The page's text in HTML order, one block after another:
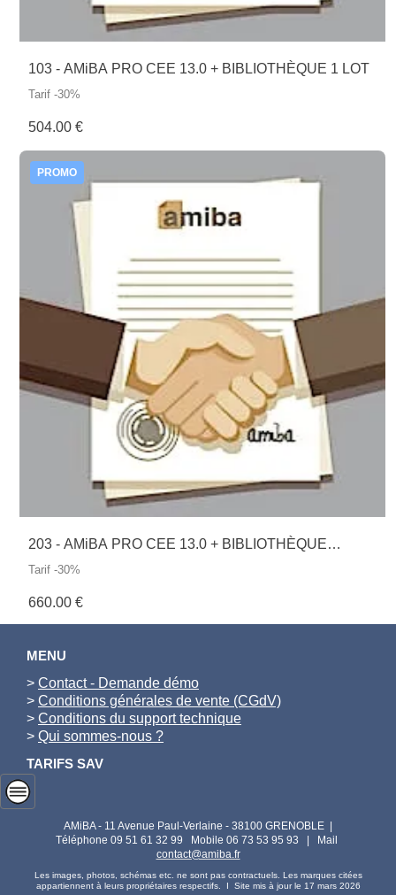
103 - AMiBA PRO CEE 13.0 + BIBLIOTHÈQUE 1 LOT
Tarif -30%
504.00 €
PROMO
203 - AMiBA PRO CEE 13.0 + BIBLIOTHÈQUE
COMPLÈTE
Tarif -30%
660.00 €
MENU
> Contact - Demande démo
> Conditions générales de vente (CGdV)
> Conditions du support technique
> Qui sommes-nous ?
TARIFS SAV
AMiBA - 11 Avenue Paul-Verlaine - 38100 GRENOBLE |
Téléphone 09 51 61 32 99 Mobile 06 73 53 95 93 | Mail
contact@amiba.fr
Les images, photos, schémas etc. ne sont pas contractuels. Les marques citées
appartiennent à leurs propriétaires respectifs. I Site mis à jour le 17 mars 2026